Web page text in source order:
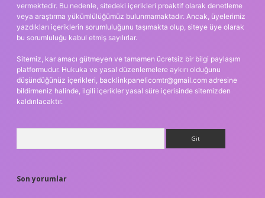
vermektedir. Bu nedenle, sitedeki içerikleri proaktif olarak denetleme
veya araştırma yükümlülüğümüz bulunmamaktadır. Ancak, üyelerimiz
yazdıkları içeriklerin sorumluluğunu taşımakta olup, siteye üye olarak
bu sorumluluğu kabul etmiş sayılırlar.
Sitemiz, kar amacı gütmeyen ve tamamen ücretsiz bir bilgi paylaşım
platformudur. Hukuka ve yasal düzenlemelere aykırı olduğunu
düşündüğünüz içerikleri, backlinkpanelicomtr@gmail.com adresine
bildirmeniz halinde, ilgili içerikler yasal süre içerisinde sitemizden
kaldırılacaktır.
Son yorumlar